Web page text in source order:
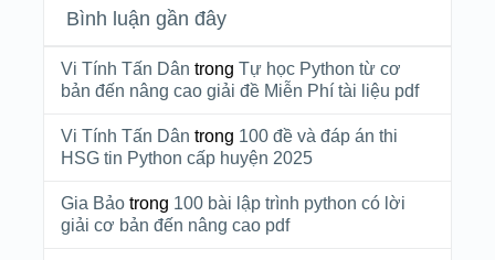
Bình luận gần đây
Vi Tính Tấn Dân trong Tự học Python từ cơ
bản đến nâng cao giải đề Miễn Phí tài liệu pdf
Vi Tính Tấn Dân trong 100 đề và đáp án thi
HSG tin Python cấp huyện 2025
Gia Bảotrong 100 bài lập trình python có lời
giải cơ bản đến nâng cao pdf